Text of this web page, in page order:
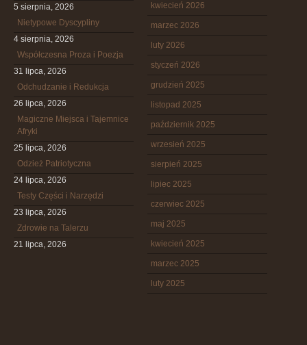
5 sierpnia, 2026
Nietypowe Dyscypliny
4 sierpnia, 2026
Współczesna Proza i Poezja
31 lipca, 2026
Odchudzanie i Redukcja
26 lipca, 2026
Magiczne Miejsca i Tajemnice
Afryki
25 lipca, 2026
Odzież Patriotyczna
24 lipca, 2026
Testy Części i Narzędzi
23 lipca, 2026
Zdrowie na Talerzu
21 lipca, 2026
kwiecień 2026
marzec 2026
luty 2026
styczeń 2026
grudzień 2025
listopad 2025
październik 2025
wrzesień 2025
sierpień 2025
lipiec 2025
czerwiec 2025
maj 2025
kwiecień 2025
marzec 2025
luty 2025